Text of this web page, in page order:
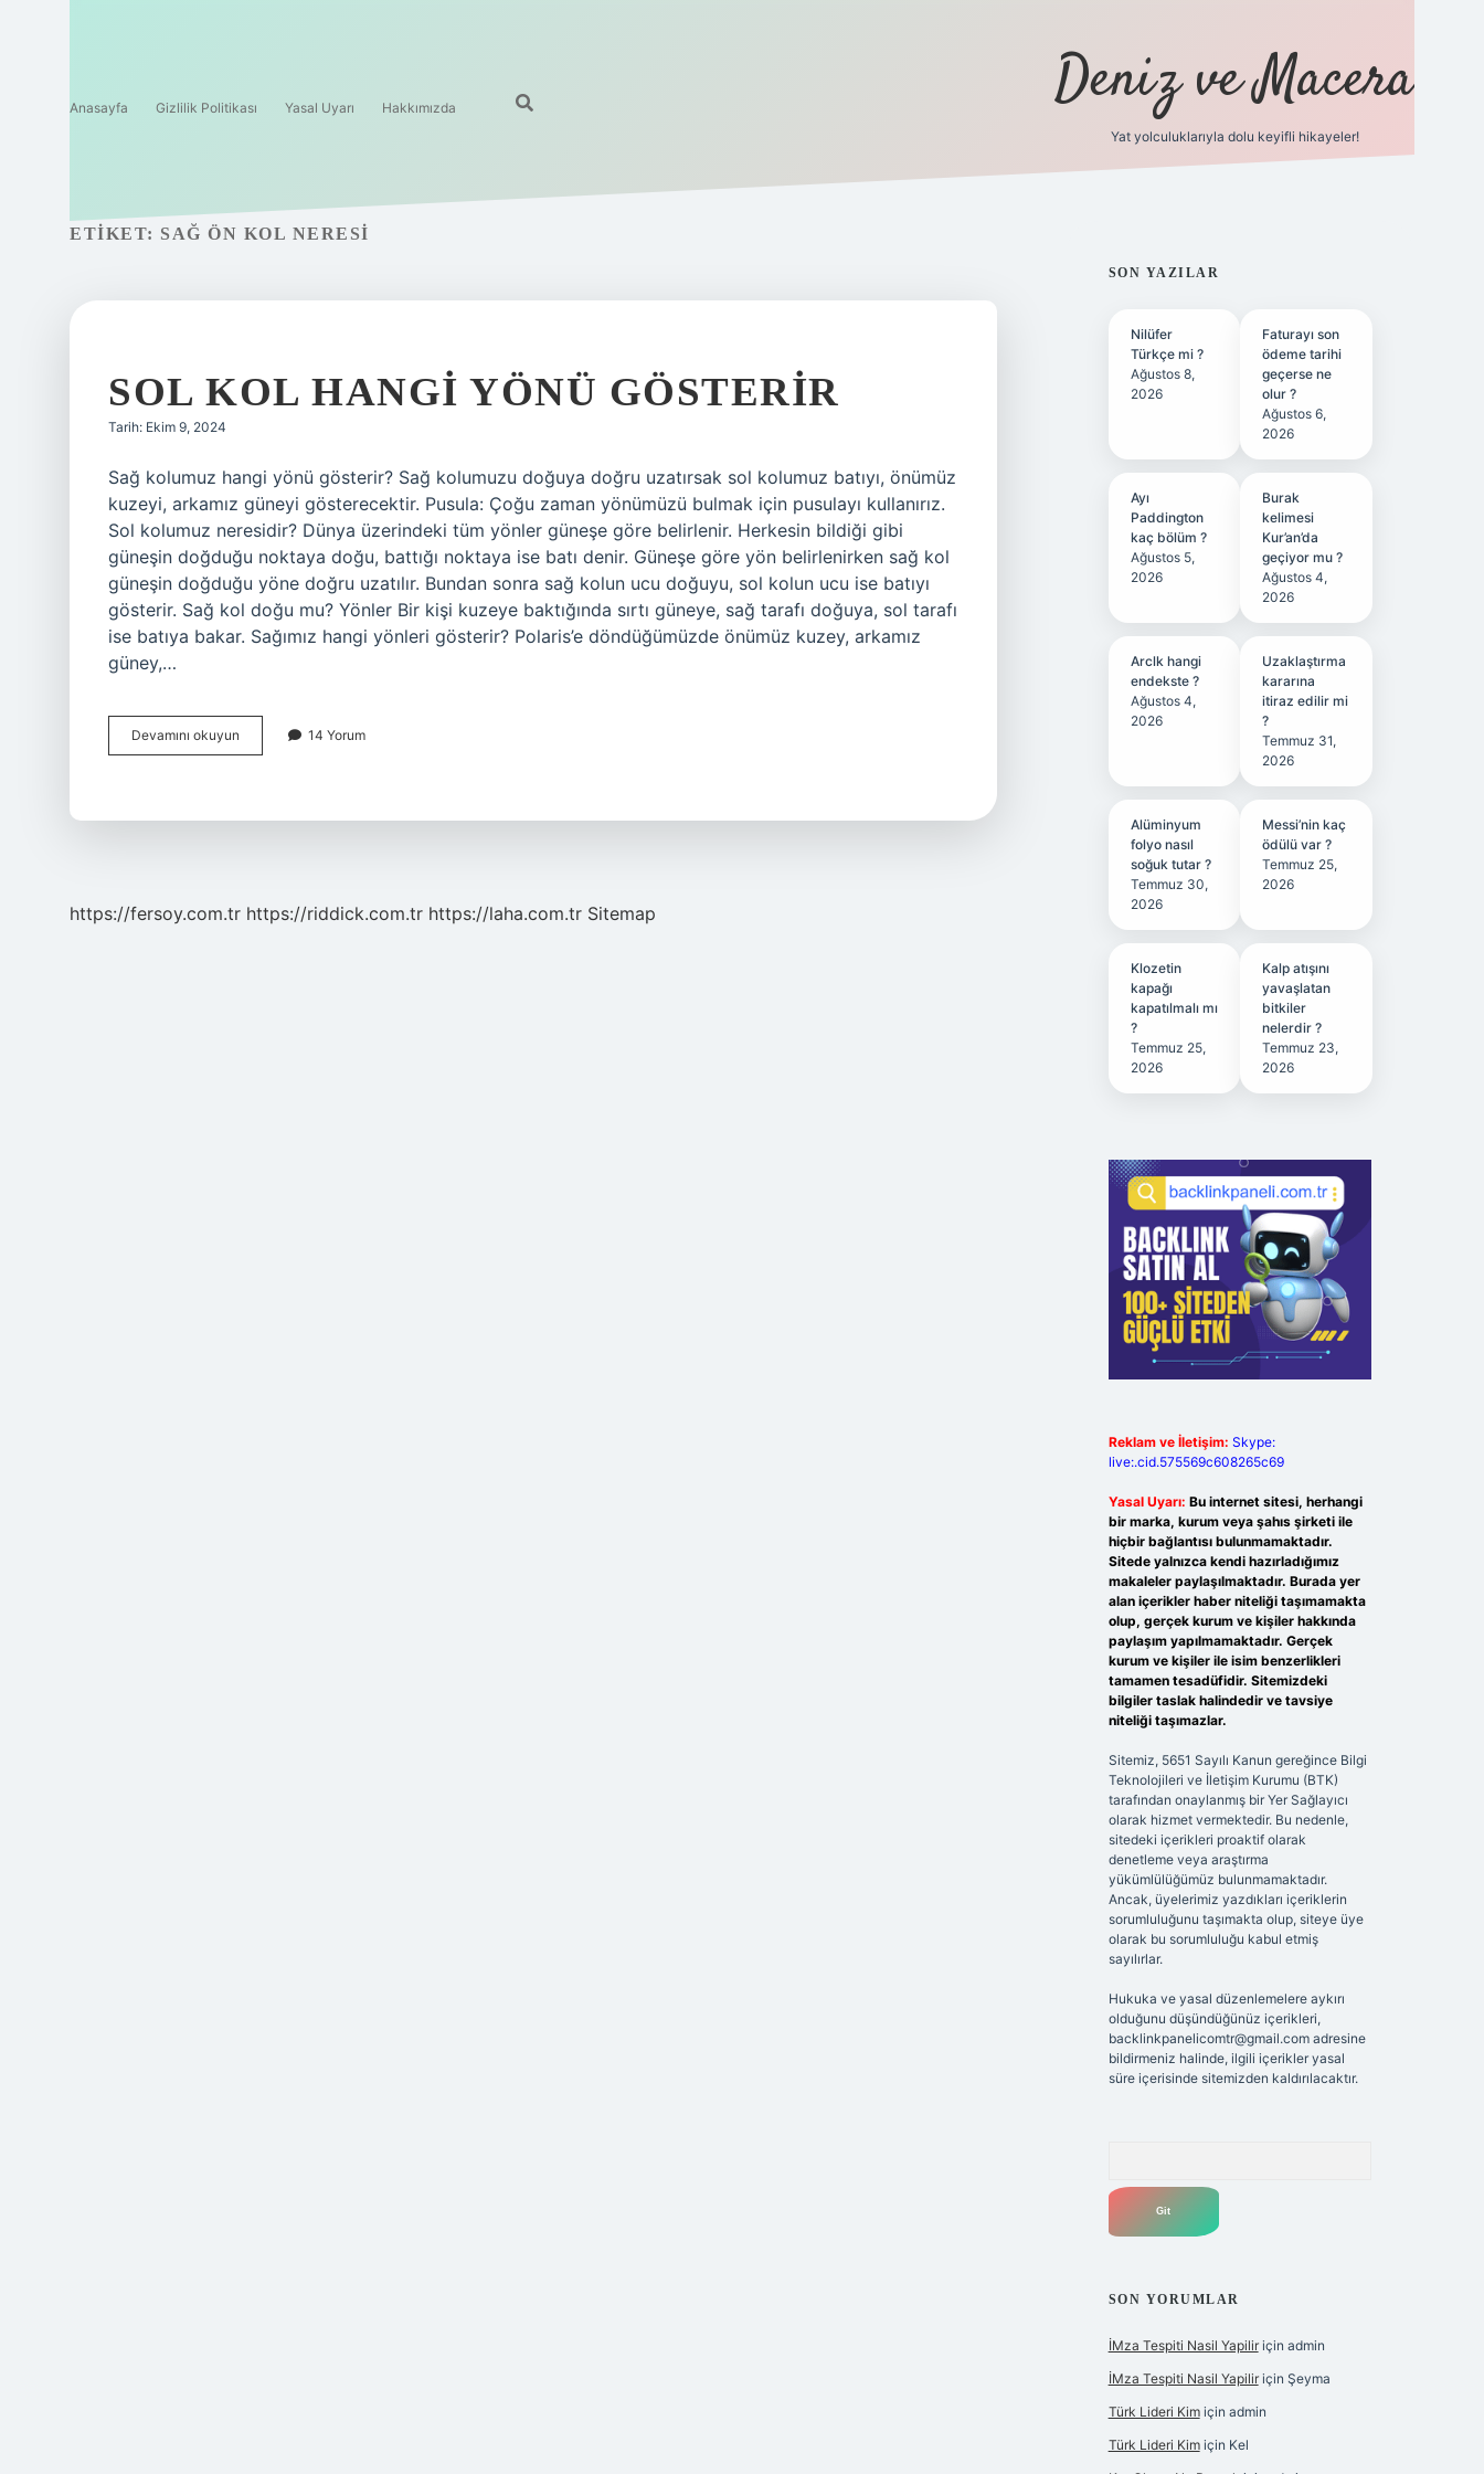
Anasayfa Gizlilik Politikası Yasal Uyarı Hakkımızda Deniz ve Macera
Yat yolculuklarıyla dolu keyifli hikayeler!
ETIKET: SAĞ ÖN KOL NERESI
SOL KOL HANGI YÖNÜ GÖSTERIR
Tarih: Ekim 9, 2024
Sağ kolumuz hangi yönü gösterir? Sağ kolumuzu doğuya doğru uzatırsak sol kolumuz batıyı, önümüz
kuzeyi, arkamız güneyi gösterecektir. Pusula: Çoğu zaman yönümüzü bulmak için pusulayı kullanırız.
Sol kolumuz neresidir? Dünya üzerindeki tüm yönler güneşe göre belirlenir. Herkesin bildiği gibi
güneşin doğduğu noktaya doğu, battığı noktaya ise batı denir. Güneşe göre yön belirlenirken sağ kol
güneşin doğduğu yöne doğru uzatılır. Bundan sonra sağ kolun ucu doğuyu, sol kolun ucu ise batıyı
gösterir. Sağ kol doğu mu? Yönler Bir kişi kuzeye baktığında sırtı güneye, sağ tarafı doğuya, sol tarafı
ise batıya bakar. Sağımız hangi yönleri gösterir? Polaris’e döndüğümüzde önümüz kuzey, arkamız
güney,…
Devamını okuyun
Kol
14 Yorum
https://fersoy.com.tr https://riddick.com.tr https://laha.com.tr Sitemap
SIDEBAR
SON YAZILAR
Nilüfer
Türkçe mi ?
Ağustos 8,
2026
Faturayı son
ödeme tarihi
geçerse ne
olur ?
Ağustos 6,
2026
Ayı
Paddington
kaç bölüm ?
Ağustos 5,
2026
Burak
kelimesi
Kur’an’da
geçiyor mu ?
Ağustos 4,
2026
Arclk hangi
endekste ?
Ağustos 4,
2026
Uzaklaştırma
kararına
itiraz edilir mi
?
Temmuz 31,
2026
Alüminyum
folyo nasıl
soğuk tutar ?
Temmuz 30,
2026
Messi’nin kaç
ödülü var ?
Temmuz 25,
2026
Klozetin
kapağı
kapatılmalı mı
?
Temmuz 25,
2026
Kalp atışını
yavaşlatan
bitkiler
nelerdir ?
Temmuz 23,
2026
Reklam ve İletişim: Skype:
live:.cid.575569c608265c69
Yasal Uyarı: Bu internet sitesi, herhangi
bir marka, kurum veya şahıs şirketi ile
hiçbir bağlantısı bulunmamaktadır.
Sitede yalnızca kendi hazırladığımız
makaleler paylaşılmaktadır. Burada yer
alan içerikler haber niteliği taşımamakta
olup, gerçek kurum ve kişiler hakkında
paylaşım yapılmamaktadır. Gerçek
kurum ve kişiler ile isim benzerlikleri
tamamen tesadüfidir. Sitemizdeki
bilgiler taslak halindedir ve tavsiye
niteliği taşımazlar.
Sitemiz, 5651 Sayılı Kanun gereğince Bilgi
Teknolojileri ve İletişim Kurumu (BTK)
tarafından onaylanmış bir Yer Sağlayıcı
olarak hizmet vermektedir. Bu nedenle,
sitedeki içerikleri proaktif olarak
denetleme veya araştırma
yükümlülüğümüz bulunmamaktadır.
Ancak, üyelerimiz yazdıkları içeriklerin
sorumluluğunu taşımakta olup, siteye üye
olarak bu sorumluluğu kabul etmiş
sayılırlar.
Hukuka ve yasal düzenlemelere aykırı
olduğunu düşündüğünüz içerikleri,
backlinkpanelicomtr@gmail.comadresine
bildirmeniz halinde, ilgili içerikler yasal
süre içerisinde sitemizden kaldırılacaktır.
SON YORUMLAR
İMza Tespiti Nasil Yapiliriçin admin
İMza Tespiti Nasil Yapiliriçin Şeyma
Türk Lideri Kimiçin admin
Türk Lideri Kimiçin Kel